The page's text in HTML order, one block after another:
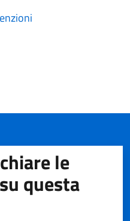
le
questa